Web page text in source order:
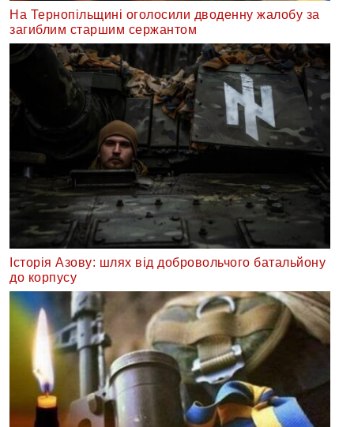
На Тернопільщині оголосили дводенну жалобу за
загиблим старшим сержантом
Історія Азову: шлях від добровольчого батальйону
до корпусу